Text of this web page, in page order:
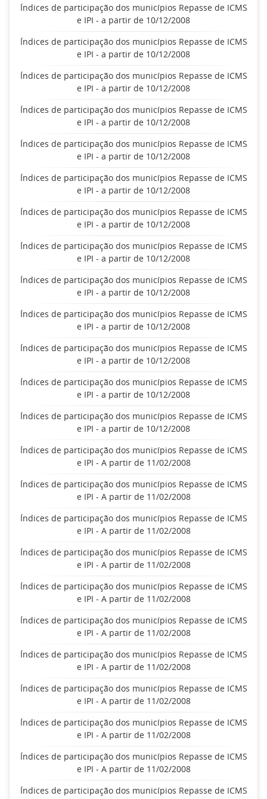
Índices de participação dos municípios Repasse de ICMS
e IPI - a partir de 10/12/2008
Índices de participação dos municípios Repasse de ICMS
e IPI - a partir de 10/12/2008
Índices de participação dos municípios Repasse de ICMS
e IPI - a partir de 10/12/2008
Índices de participação dos municípios Repasse de ICMS
e IPI - a partir de 10/12/2008
Índices de participação dos municípios Repasse de ICMS
e IPI - a partir de 10/12/2008
Índices de participação dos municípios Repasse de ICMS
e IPI - a partir de 10/12/2008
Índices de participação dos municípios Repasse de ICMS
e IPI - a partir de 10/12/2008
Índices de participação dos municípios Repasse de ICMS
e IPI - a partir de 10/12/2008
Índices de participação dos municípios Repasse de ICMS
e IPI - a partir de 10/12/2008
Índices de participação dos municípios Repasse de ICMS
e IPI - a partir de 10/12/2008
Índices de participação dos municípios Repasse de ICMS
e IPI - a partir de 10/12/2008
Índices de participação dos municípios Repasse de ICMS
e IPI - a partir de 10/12/2008
Índices de participação dos municípios Repasse de ICMS
e IPI - a partir de 10/12/2008
Índices de participação dos municípios Repasse de ICMS
e IPI - A partir de 11/02/2008
Índices de participação dos municípios Repasse de ICMS
e IPI - A partir de 11/02/2008
Índices de participação dos municípios Repasse de ICMS
e IPI - A partir de 11/02/2008
Índices de participação dos municípios Repasse de ICMS
e IPI - A partir de 11/02/2008
Índices de participação dos municípios Repasse de ICMS
e IPI - A partir de 11/02/2008
Índices de participação dos municípios Repasse de ICMS
e IPI - A partir de 11/02/2008
Índices de participação dos municípios Repasse de ICMS
e IPI - A partir de 11/02/2008
Índices de participação dos municípios Repasse de ICMS
e IPI - A partir de 11/02/2008
Índices de participação dos municípios Repasse de ICMS
e IPI - A partir de 11/02/2008
Índices de participação dos municípios Repasse de ICMS
e IPI - A partir de 11/02/2008
Índices de participação dos municípios Repasse de ICMS